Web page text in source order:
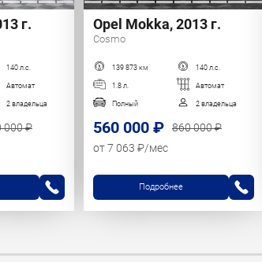
г.
140 л.с.
Автомат
2 владельца
000 ₽
Opel Mokka, 2013 г.
Cosmo
139 873 км 140 л.с.
1.8 л. Автомат
Полный 2 владельца
560 000 ₽
860 000 ₽
от 7 063 ₽/мес
Подробнее